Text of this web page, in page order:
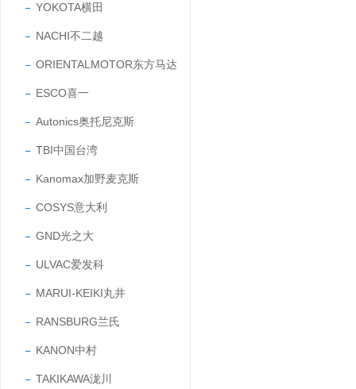
YOKOTA横田
NACHI不二越
ORIENTALMOTOR东方马达
ESCO喜一
Autonics奥托尼克斯
TBI中国台湾
Kanomax加野麦克斯
COSYS意大利
GND光之大
ULVAC爱发科
MARUI-KEIKI丸井
RANSBURG兰氏
KANON中村
TAKIKAWA泷川